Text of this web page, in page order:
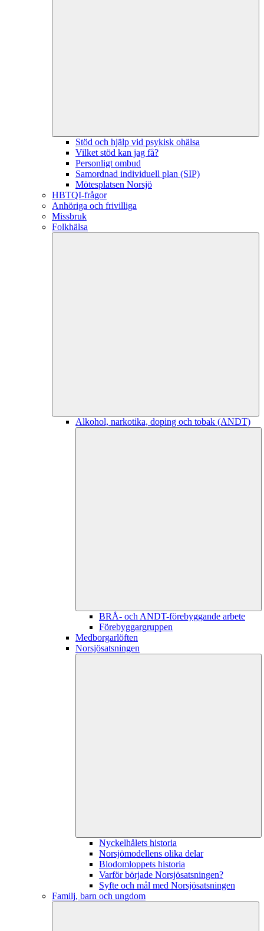
Stöd och hjälp vid psykisk ohälsa
Vilket stöd kan jag få?
Personligt ombud
Samordnad individuell plan (SIP)
Mötesplatsen Norsjö
HBTQI-frågor
Anhöriga och frivilliga
Missbruk
Folkhälsa
Alkohol, narkotika, doping och tobak (ANDT)
BRÅ- och ANDT-förebyggande arbete
Förebyggargruppen
Medborgarlöften
Norsjösatsningen
Nyckelhålets historia
Norsjömodellens olika delar
Blodomloppets historia
Varför började Norsjösatsningen?
Syfte och mål med Norsjösatsningen
Familj, barn och ungdom